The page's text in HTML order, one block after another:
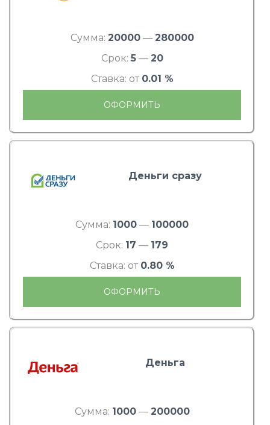
Сумма: 20000— 280000
Срок: 5— 20
Ставка: от 0.01 %
ОФОРМИТЬ
Деньги сразу
Сумма: 1000 — 100000
Срок: 17 — 179
Ставка: от 0.80 %
ОФОРМИТЬ
Деньга
Сумма: 1000— 200000